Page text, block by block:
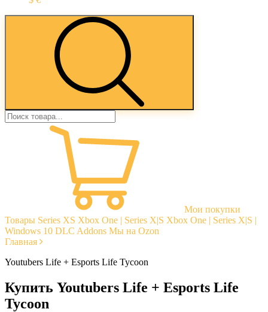
Мои покупки
Товары Series XS Xbox One | Series X|S Xbox One | Series X|S |
Windows 10 DLC Addons Мы на Ozon
Главная
Youtubers Life + Esports Life Tycoon
Купить Youtubers Life + Esports Life
Tycoon